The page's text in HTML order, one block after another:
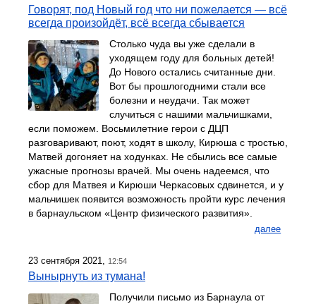
Говорят, под Новый год что ни пожелается — всё
всегда произойдёт, всё всегда сбывается
Столько чуда вы уже сделали в
уходящем году для больных детей!
До Нового остались считанные дни.
Вот бы прошлогодними стали все
болезни и неудачи. Так может
случиться с нашими мальчишками,
если поможем. Восьмилетние герои с ДЦП
разговаривают, поют, ходят в школу, Кирюша с тростью,
Матвей догоняет на ходунках. Не сбылись все самые
ужасные прогнозы врачей. Мы очень надеемся, что
сбор для Матвея и Кирюши Черкасовых сдвинется, и у
мальчишек появится возможность пройти курс лечения
в барнаульском «Центр физического развития».
далее
23 сентября 2021, 12:54
Вынырнуть из тумана!
Получили письмо из Барнаула от